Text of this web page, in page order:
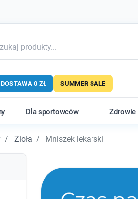
DOSTAWA 0 ZŁ SUMMER SALE
Dla sportowców Zdrowie
Zioła Mniszek lekarski